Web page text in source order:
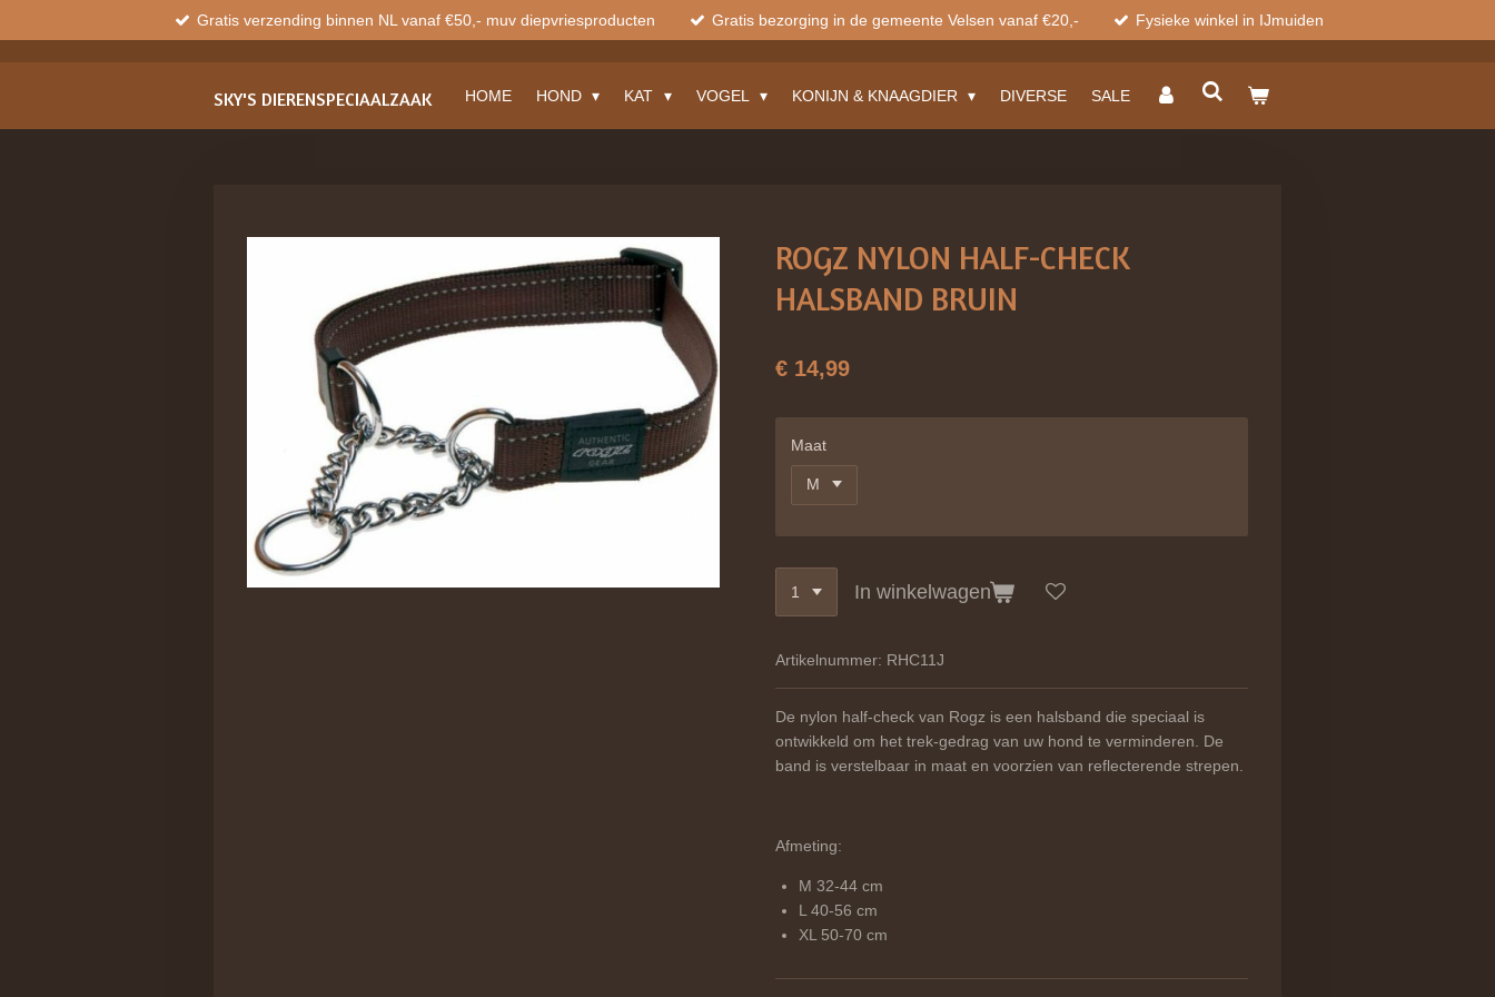
Gratis verzending binnen NL vanaf €50,- muv diepvriesproducten Gratis bezorging in de gemeente Velsen vanaf €20,- Fysieke winkel in IJmuiden
SKY'S DIERENSPECIAALZAAK HOME HOND KAT VOGEL KONIJN & KNAAGDIER DIVERSE SALE
ROGZ NYLON HALF-CHECK
HALSBAND BRUIN
€ 14,99
Maat
In winkelwagen
Artikelnummer: RHC11J
De nylon half-check van Rogz is een halsband die speciaal is
ontwikkeld om het trek-gedrag van uw hond te verminderen. De
band is verstelbaar in maat en voorzien van reflecterende strepen.
Afmeting:
M 32-44 cm
L 40-56 cm
XL 50-70 cm